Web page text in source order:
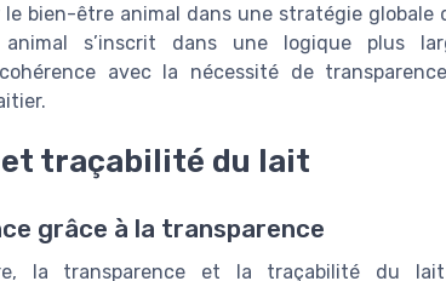
bien-être animal dans une stratégie globale
s’inscrit dans une logique plus
avec la nécessité de
traçabilité du lait
grâce à la transparence
la transparence et la traçabilité du